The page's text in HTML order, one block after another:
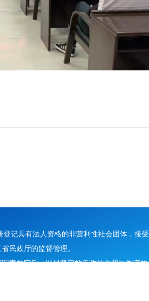
记具有法人资格的非营利性社会团体，接受
民政厅的监督管理。
责的宗旨，以最坚定的工作信念和最饱满的